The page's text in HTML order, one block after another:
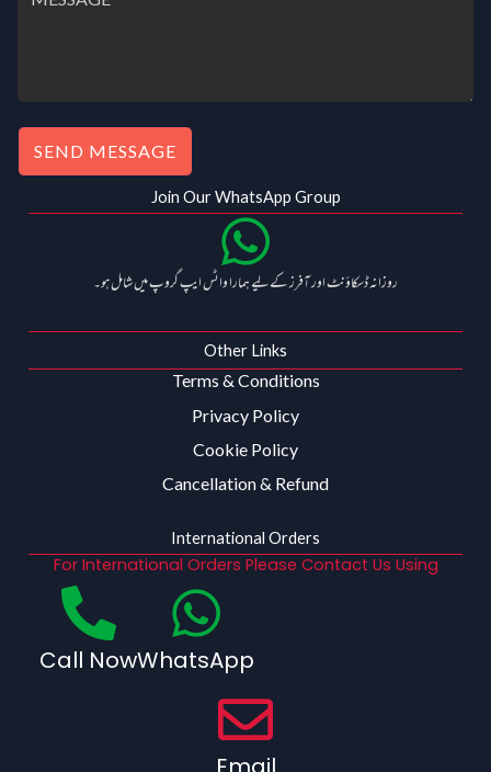
SEND MESSAGE
Join Our WhatsApp Group
روزانہ ڈسکاؤنٹ اور آفرز کے لیے ہمارا واٹس ایپ گروپ میں شامل ہو۔
Other Links
Terms & Conditions
Privacy Policy
Cookie Policy
Cancellation & Refund
International Orders
For International Orders Please Contact Us Using
Call NowWhatsApp